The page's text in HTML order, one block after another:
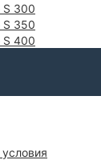
S 300
S 350
S 400